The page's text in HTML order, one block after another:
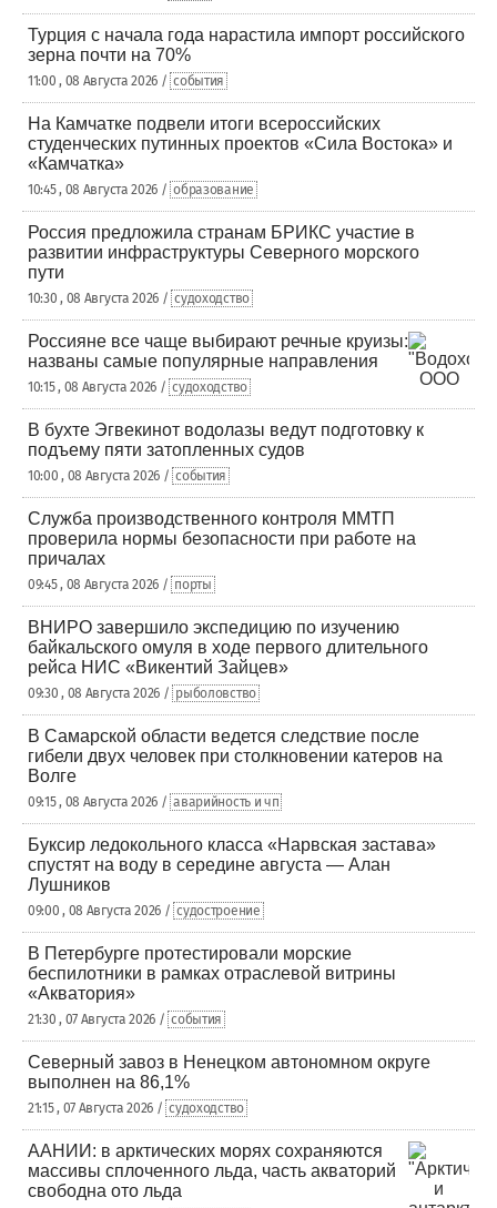
Турция с начала года нарастила импорт российского
зерна почти на 70%
11:00 , 08 Августа 2026 / события
На Камчатке подвели итоги всероссийских
студенческих путинных проектов «Сила Востока» и
«Камчатка»
10:45 , 08 Августа 2026 / образование
Россия предложила странам БРИКС участие в
развитии инфраструктуры Северного морского
пути
10:30 , 08 Августа 2026 / судоходство
Россияне все чаще выбирают речные круизы:
названы самые популярные направления
10:15 , 08 Августа 2026 / судоходство
В бухте Эгвекинот водолазы ведут подготовку к
подъему пяти затопленных судов
10:00 , 08 Августа 2026 / события
Служба производственного контроля ММТП
проверила нормы безопасности при работе на
причалах
09:45 , 08 Августа 2026 / порты
ВНИРО завершило экспедицию по изучению
байкальского омуля в ходе первого длительного
рейса НИС «Викентий Зайцев»
09:30 , 08 Августа 2026 / рыболовство
В Самарской области ведется следствие после
гибели двух человек при столкновении катеров на
Волге
09:15 , 08 Августа 2026 / аварийность и чп
Буксир ледокольного класса «Нарвская застава»
спустят на воду в середине августа — Алан
Лушников
09:00 , 08 Августа 2026 / судостроение
В Петербурге протестировали морские
беспилотники в рамках отраслевой витрины
«Акватория»
21:30 , 07 Августа 2026 / события
Северный завоз в Ненецком автономном округе
выполнен на 86,1%
21:15 , 07 Августа 2026 / судоходство
ААНИИ: в арктических морях сохраняются
массивы сплоченного льда, часть акваторий
свободна ото льда